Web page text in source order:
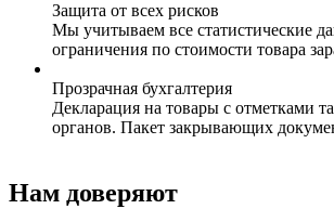
Защита от всех рисков
Мы учитываем все статистические
ограничения по стоимости товара
Прозрачная бухгалтерия
Декларация на товары с отметками
органов. Пакет закрывающих
Нам доверяют